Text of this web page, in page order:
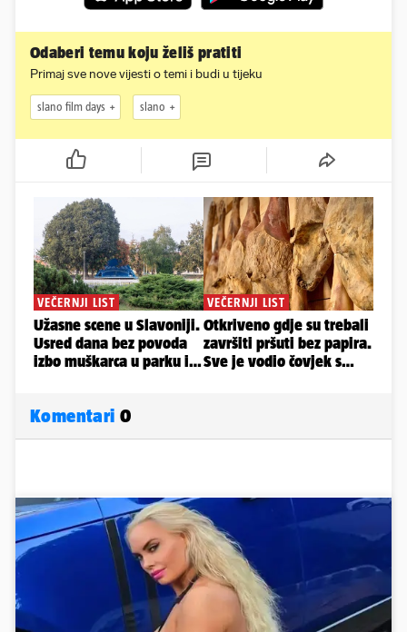
Odaberi temu koju želiš pratiti
Primaj sve nove vijesti o temi i budi u tijeku
slano film days slano
Komentari 0